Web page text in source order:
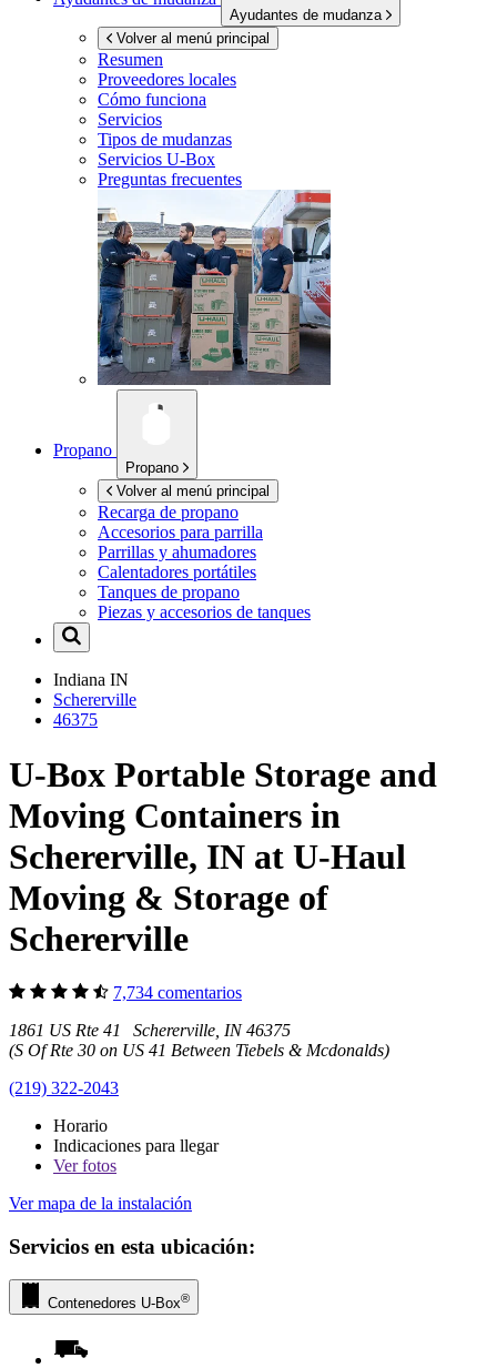
Ayudantes de mudanza
Volver al menú principal
Resumen
Proveedores locales
Cómo funciona
Servicios
Tipos de mudanzas
Servicios U-Box
Preguntas frecuentes
Propano
Propano
Volver al menú principal
Recarga de propano
Accesorios para parrilla
Parrillas y ahumadores
Calentadores portátiles
Tanques de propano
Piezas y accesorios de tanques
Indiana IN
Schererville
46375
U-Box Portable Storage and
Moving Containers in
Schererville, IN at U-Haul
Moving & Storage of
Schererville
7,734 comentarios
1861 US Rte 41 Schererville, IN 46375
(S Of Rte 30 on US 41 Between Tiebels & Mcdonalds)
(219) 322-2043
Horario
Indicaciones para llegar
Verfotos
Ver mapa de la instalación
Servicios en esta ubicación:
Contenedores U-Box®